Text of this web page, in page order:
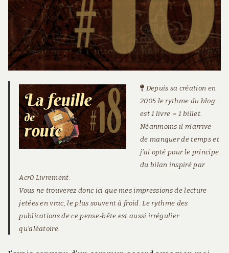
Depuis sa création en
2005 le rythme du blog
est 1 livre = 1 billet.
Néanmoins il m’arrive
de manquer de temps et
j’ai opté pour le principe
du bilan inspiré par
Acr0 Livrement.
Vous ne trouverez donc ici que mes impressions de lecture
jetées en vrac, le plus souvent à froid. Le rythme des
publications de ce pense-bête est aussi irrégulier
qu’aléatoire.